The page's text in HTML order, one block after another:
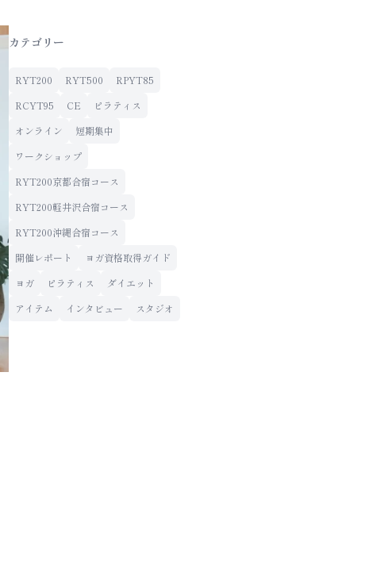
カテゴリー
RYT200 RYT500
RPYT85
RCYT95
CE
ピラティス
オンライン
短期集中
ワークショップ
RYT200京都合宿コース
RYT200軽井沢合宿コース
RYT200沖縄合宿コース
開催レポート
ヨガ資格取得ガイド
ヨガ
ピラティス
ダイエット
アイテム
インタビュー スタジオ